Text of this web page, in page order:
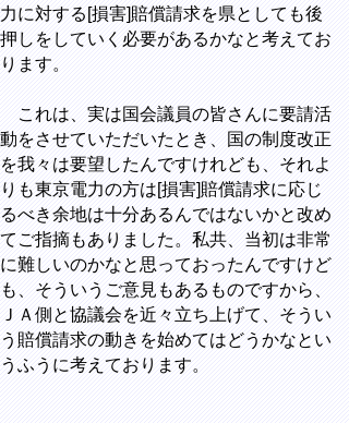
力に対する[損害]賠償請求を県としても後
押しをしていく必要があるかなと考えてお
ります。
これは、実は国会議員の皆さんに要請活
動をさせていただいたとき、国の制度改正
を我々は要望したんですけれども、それよ
りも東京電力の方は[損害]賠償請求に応じ
るべき余地は十分あるんではないかと改め
てご指摘もありました。私共、当初は非常
に難しいのかなと思っておったんですけど
も、そういうご意見もあるものですから、
ＪＡ側と協議会を近々立ち上げて、そうい
う賠償請求の動きを始めてはどうかなとい
うふうに考えております。